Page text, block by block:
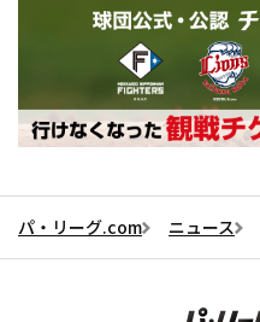
パ・リーグ.com ニュース